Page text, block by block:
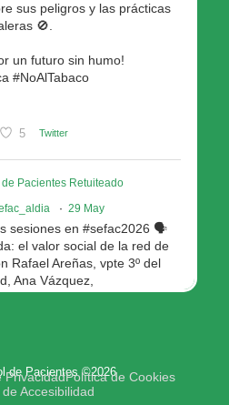
sus peligros y las prácticas
🚫.
un futuro sin humo!
#NoAlTabaco
5 Twitter
Pacientes Retuiteado
· 29 May
sesiones en #sefac2026 🗣️
el valor social de la red de
Rafael Areñas, vpte 3º del
Ana Vázquez,
4 Twitter
de Pacientes ©2026
PrivacidadPolítica de Cookies
Accesibilidad